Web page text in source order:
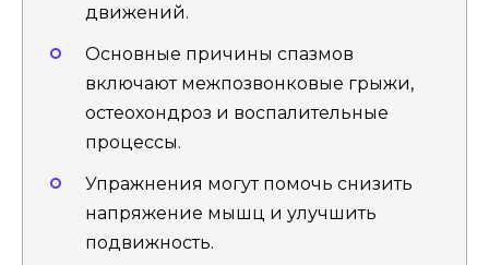
движений.
Основные причины спазмов
включают межпозвонковые грыжи,
остеохондроз и воспалительные
процессы.
Упражнения могут помочь снизить
напряжение мышц и улучшить
подвижность.